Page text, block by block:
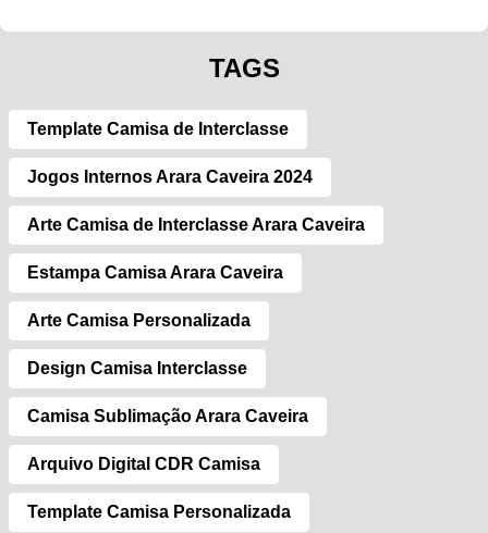
TAGS
Template Camisa de Interclasse
Jogos Internos Arara Caveira 2024
Arte Camisa de Interclasse Arara Caveira
Estampa Camisa Arara Caveira
Arte Camisa Personalizada
Design Camisa Interclasse
Camisa Sublimação Arara Caveira
Arquivo Digital CDR Camisa
Template Camisa Personalizada